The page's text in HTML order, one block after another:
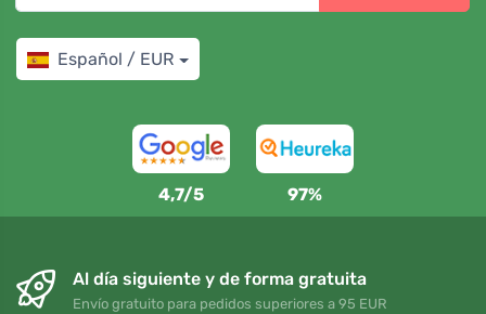
Español / EUR
4,7/5 97%
Al día siguiente y de forma gratuita
Envío gratuito para pedidos superiores a 95 EUR